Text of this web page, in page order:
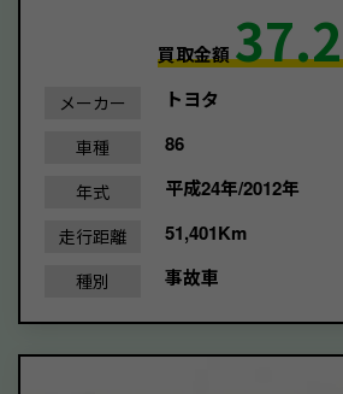
買取金額37.2
メーカー トヨタ
車種 86
年式 平成24年/2012年
走行距離 51,401Km
種別 事故車